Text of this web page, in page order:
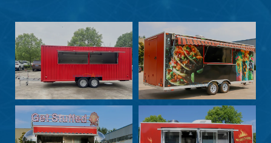
Hrvatski
Српски језик
Norsk nynorsk
Maori
Eesti
Български